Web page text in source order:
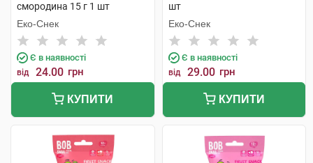
смородина 15 г 1 шт
Еко-Снек
Є в наявності
від 24.00 грн
КУПИТИ
шт
Еко-Снек
Є в наявності
від 29.00 грн
КУПИТИ